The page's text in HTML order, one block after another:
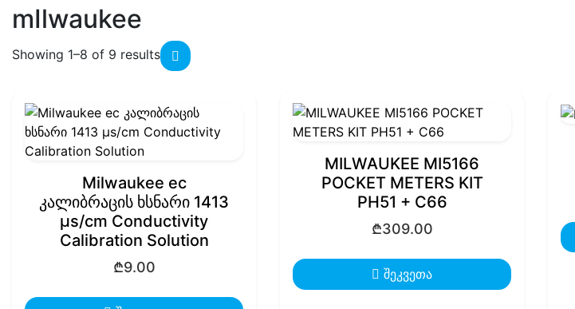
mIlwaukee
Showing 1–8 of 9 results
Milwaukee ec
კალიბრაცის ხსნარი 1413
μs/cm Conductivity
Calibration Solution
₾9.00
MILWAUKEE MI5166
POCKET METERS KIT
PH51 + C66
₾309.00
შეკვეთა